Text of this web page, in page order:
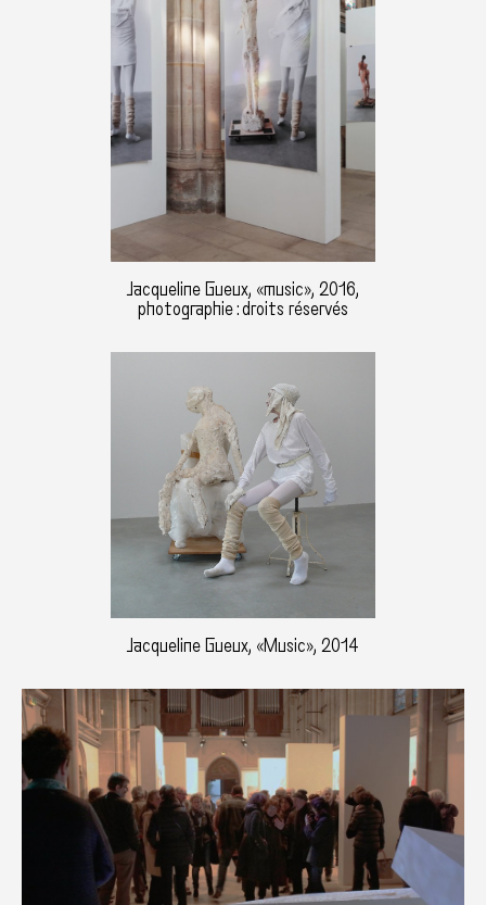
Jacqueline Gueux, «music», 2016,
photographie : droits réservés
Jacqueline Gueux, «Music», 2014